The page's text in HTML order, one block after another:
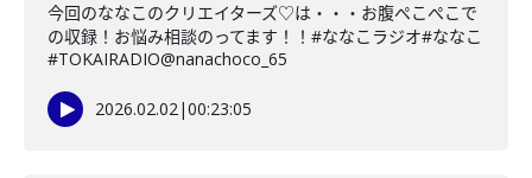
今回のななこのクリエイターズ♡は・・・お腹ぺこぺこで
の収録！お悩み相談のってます！！#ななこラジオ#ななこ
#TOKAIRADIO@nanachoco_65
2026.02.02|00:23:05